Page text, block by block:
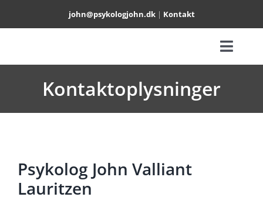
to
john@psykologjohn.dk| Kontakt
OM
Kontaktoplysninger
Psykolog John Valliant
Lauritzen